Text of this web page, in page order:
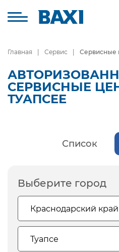
Главная Сервис Сервисные
СЕРВИСНЫЕ
ТУАПСЕЕ
Список
Выберите город